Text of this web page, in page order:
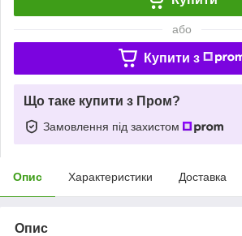
або
Купити з
Що таке купити з Пром?
Замовлення під захистом
Опис Характеристики Доставка
Опис